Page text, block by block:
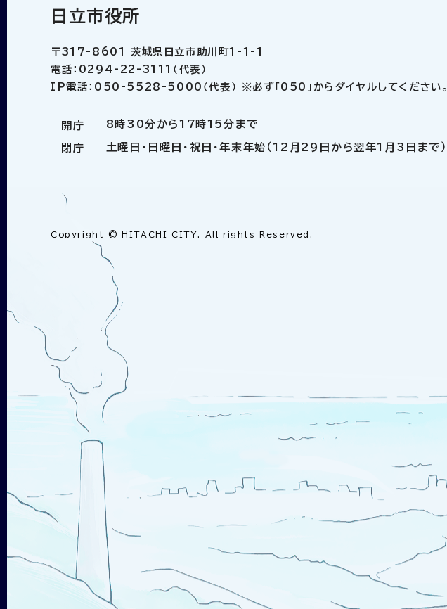
日立市役所
〒317-8601 茨城県日立市助川町1-1-1
電話：0294-22-3111（代表）
IP電話：050-5528-5000（代表） ※必ず「050」からダイヤルしてください。
開庁 8時30分から17時15分まで
閉庁 土曜日・日曜日・祝日・年末年始（12月29日から翌年1月3日まで）
Copyright © HITACHI CITY. All rights Reserved.